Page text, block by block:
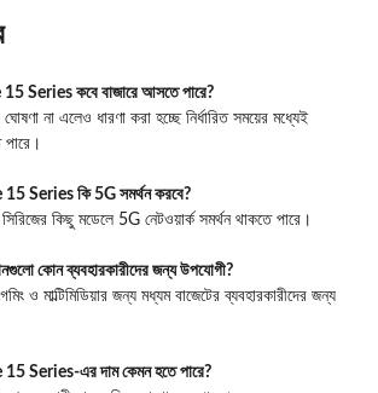
Series কবে বাজারে আসতে পারে?
না এলেও ধারণা করা হচ্ছে নির্ধারিত সময়ের মধ্যেই
পারে।
Series কি 5G সমর্থন করবে?
কিছু মডেলে 5G নেটওয়ার্ক সমর্থন থাকতে পারে।
কোন ব্যবহারকারীদের জন্য উপযোগী?
ও মাল্টিমিডিয়ার জন্য মধ্যম বাজেটের ব্যবহারকারীদের জন্য
Series-এর দাম কেমন হতে পারে?